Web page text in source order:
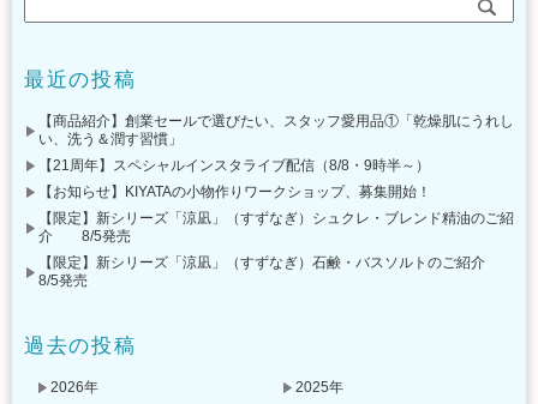
最近の投稿
【商品紹介】創業セールで選びたい、スタッフ愛用品①「乾燥肌にうれし
い、洗う＆潤す習慣」
【21周年】スペシャルインスタライブ配信（8/8・9時半～）
【お知らせ】KIYATAの小物作りワークショップ、募集開始！
【限定】新シリーズ「涼凪」（すずなぎ）シュクレ・ブレンド精油のご紹
介 8/5発売
【限定】新シリーズ「涼凪」（すずなぎ）石鹸・バスソルトのご紹介
8/5発売
過去の投稿
2026年
2025年